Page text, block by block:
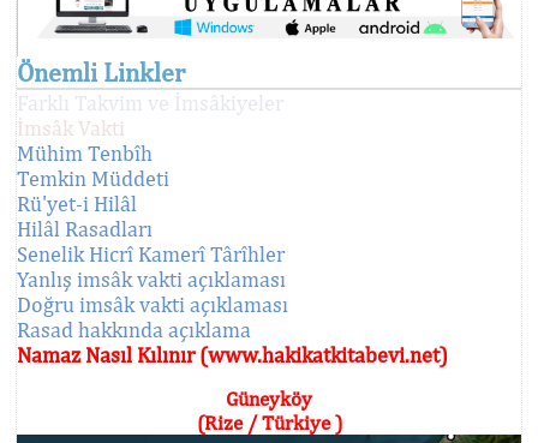
Önemli Linkler
Farklı Takvim ve İmsâkiyeler
İmsâk Vakti
Mühim Tenbîh
Temkin Müddeti
Rü'yet-i Hilâl
Hilâl Rasadları
Senelik Hicrî Kamerî Târîhler
Yanlış imsâk vakti açıklaması
Doğru imsâk vakti açıklaması
Rasad hakkında açıklama
Namaz Nasıl Kılınır (www.hakikatkitabevi.net)
Güneyköy
(Rize / Türkiye )